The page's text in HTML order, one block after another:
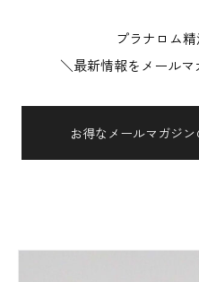
プラナロム
＼最新情報をメール
お得なメールマガジ